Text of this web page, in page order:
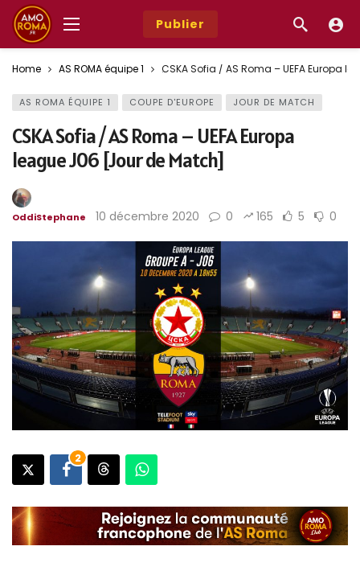
Publier
Home AS ROMA équipe 1 CSKA Sofia / AS Roma – UEFA Europa
AS ROMA ÉQUIPE 1 COUPE D'EUROPE JOUR DE MATCH
CSKA Sofia / AS Roma – UEFA Europa
league J06 [Jour de Match]
OddiStephane 10 décembre 2020 0 165 5 0
2